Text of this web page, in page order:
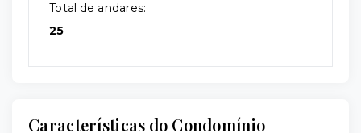
Total de andares:
25
Características do Condomínio